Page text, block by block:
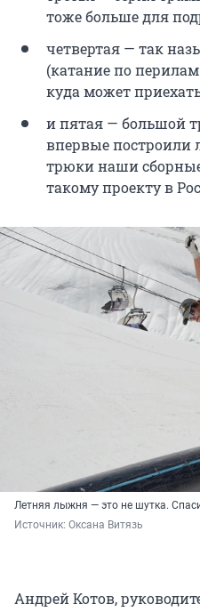
тоже больше для
четвертая — так
(катание по
куда может
и пятая — большой
впервые построили
трюки наши
такому проекту в
Летняя лыжня — это не шутка.
Источник: Оксана Витязь
Андрей Котов,